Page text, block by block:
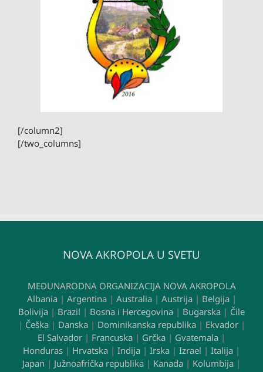
[/column2]
[/two_columns]
NOVA AKROPOLA U SVETU
MEĐUNARODNA ORGANIZACIJA NOVA AKROPOLA
Albania| Argentina| Australia| Austrija| Belgija|
Bolivija | Brazil | Bosna i Hercegovina | Bugarska | Čile
| Češka| Danska| Dominikanska republika| Ekvador|
El Salvador | Francuska | Grčka | Gvatemala |
Honduras | Hrvatska | Indija | Irska | Izrael | Italija |
Japan | Južnoafrička republika | Kanada | Kolumbija |